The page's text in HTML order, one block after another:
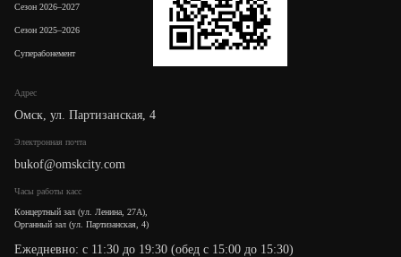
Адрес
Омск, ул. Партизанская, 4
Электронная почта
bukof@omskcity.com
Часы работы касс
Концертный зал (ул. Ленина, 27А),
Органный зал (ул. Партизанская, 4)
Ежедневно: с 11:30 до 19:30 (обед с 15:00 до 15:30)
Сезон 2026–2027
Сезон 2025–2026
Суперабонемент